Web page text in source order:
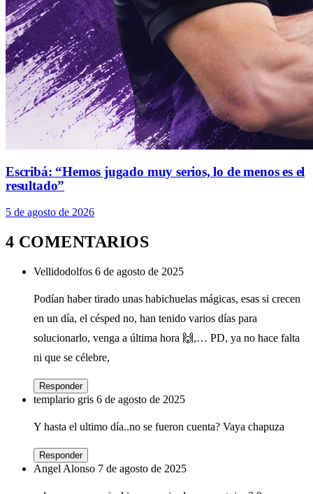
Escribá: “Hemos jugado muy serios, lo de menos es el
resultado”
5 de agosto de 2026
4 COMENTARIOS
Vellidodolfos 6 de agosto de 2025
Podían haber tirado unas habichuelas mágicas, esas si crecen
en un día, el césped no, han tenido varios días para
solucionarlo, venga a última hora 🙌,… PD, ya no hace falta
ni que se célebre,
Responder
templario gris 6 de agosto de 2025
Y hasta el ultimo día..no se fueron cuenta? Vaya chapuza
Responder
Angel Alonso 7 de agosto de 2025